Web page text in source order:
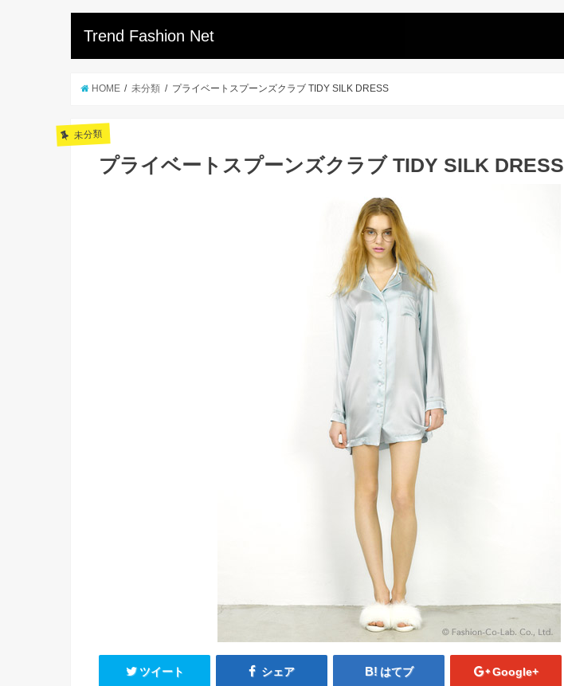
Trend Fashion Net
HOME 未分類 プライベートスプーンズクラブ TIDY SILK DRESS
未分類
プライベートスプーンズクラブ TIDY SILK DRESS
ツイート シェア はてブ Google+